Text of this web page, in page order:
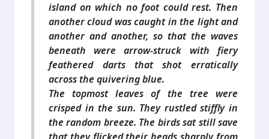
island on which no foot could rest. Then
another cloud was caught in the light and
another and another, so that the waves
beneath were arrow-struck with fiery
feathered darts that shot erratically
across the quivering blue.
The topmost leaves of the tree were
crisped in the sun. They rustled stiffly in
the random breeze. The birds sat still save